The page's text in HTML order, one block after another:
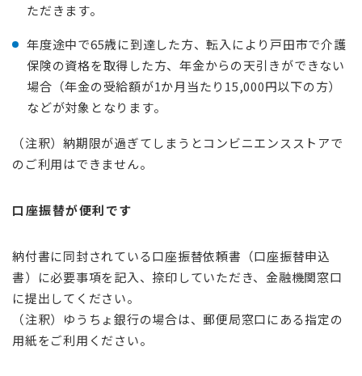
ただきます。
年度途中で65歳に到達した方、転入により戸田市で介護
保険の資格を取得した方、年金からの天引きができない
場合（年金の受給額が1か月当たり15,000円以下の方）
などが対象となります。
（注釈）納期限が過ぎてしまうとコンビニエンスストアで
のご利用はできません。
口座振替が便利です
納付書に同封されている口座振替依頼書（口座振替申込
書）に必要事項を記入、捺印していただき、金融機関窓口
に提出してください。
（注釈）ゆうちょ銀行の場合は、郵便局窓口にある指定の
用紙をご利用ください。